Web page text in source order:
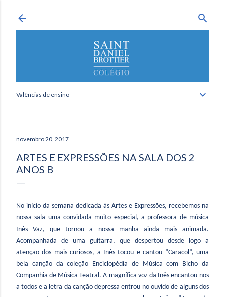
Valências de ensino
novembro 20, 2017
ARTES E EXPRESSÕES NA SALA DOS 2
ANOS B
No início da semana dedicada às Artes e Expressões, recebemos na
nossa sala uma convidada muito especial, a professora de música
Inês Vaz, que tornou a nossa manhã ainda mais animada.
Acompanhada de uma guitarra, que despertou desde logo a
atenção dos mais curiosos, a Inês tocou e cantou “Caracol”, uma
bela canção da coleção Enciclopédia de Música com Bicho da
Companhia de Música Teatral. A magnífica voz da Inês encantou-nos
a todos e a letra da canção depressa entrou no ouvido de alguns dos